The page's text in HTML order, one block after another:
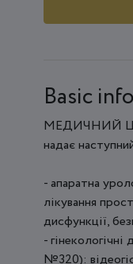
Basic
МЕДИЧНИЙ
надає
- апаратна
лікування
дисфункції,
- гінекологічні
№320):